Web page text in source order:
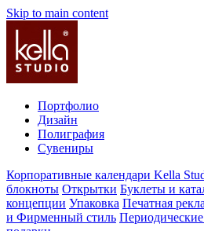
Skip to main content
Портфолио
Дизайн
Полиграфия
Сувениры
Корпоративные календари Kella
блокноты Открытки Буклеты и
концепции Упаковка Печатная
и Фирменный стиль